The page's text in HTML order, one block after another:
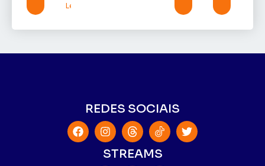
Leia mais »
REDES SOCIAIS
STREAMS